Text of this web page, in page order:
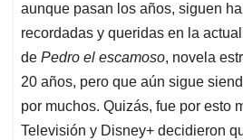
A
p
p
o
o
k
d
I
n
d
s
aunque pasan los años, siguen
recordadas y queridas en la
de Pedro el escamoso, novela
20 años, pero que aún sigue
por muchos. Quizás, fue por esto
Televisión y Disney+ decidieron